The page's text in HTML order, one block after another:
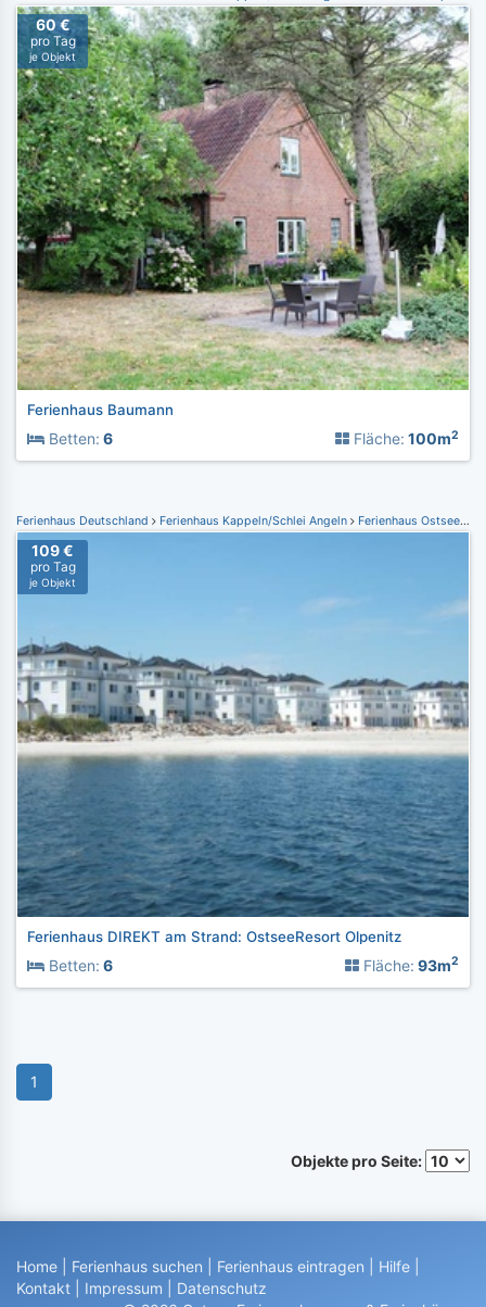
60 €
pro Tag
je Objekt
Ferienhaus Baumann
Betten: 6 Fläche: 100m2
Ferienhaus Deutschland Ferienhaus Kappeln/Schlei Angeln Ferienhaus Ostseeresort Olpenitz
109 €
pro Tag
je Objekt
Ferienhaus DIREKT am Strand: OstseeResort Olpenitz
Betten: 6 Fläche: 93m2
1
Objekte pro Seite:
Home Ferienhaus suchen Ferienhaus eintragen Hilfe
Kontakt
Impressum
Datenschutz